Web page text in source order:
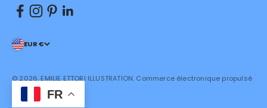
EUR €
© 2026, EMILIE ETTORI ILLUSTRATION. Commerce électronique propulsé
par ShopifyFR